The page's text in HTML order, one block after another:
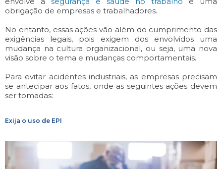
obrigação de empresas e trabalhadores.
No entanto, essas ações vão além do cumprimento das
exigências legais, pois exigem dos envolvidos uma
mudança na cultura organizacional, ou seja, uma nova
visão sobre o tema e mudanças comportamentais.
Para evitar acidentes industriais, as empresas precisam
se antecipar aos fatos, onde as seguintes ações devem
ser tomadas:
Exija o uso de EPI